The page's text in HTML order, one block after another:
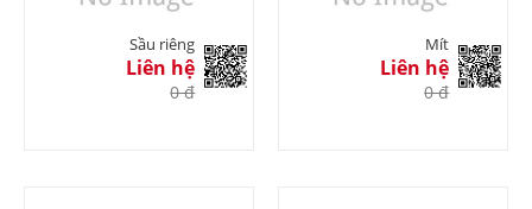
Sầu riêng
Liên hệ
0 đ
Mít
Liên hệ
0 đ